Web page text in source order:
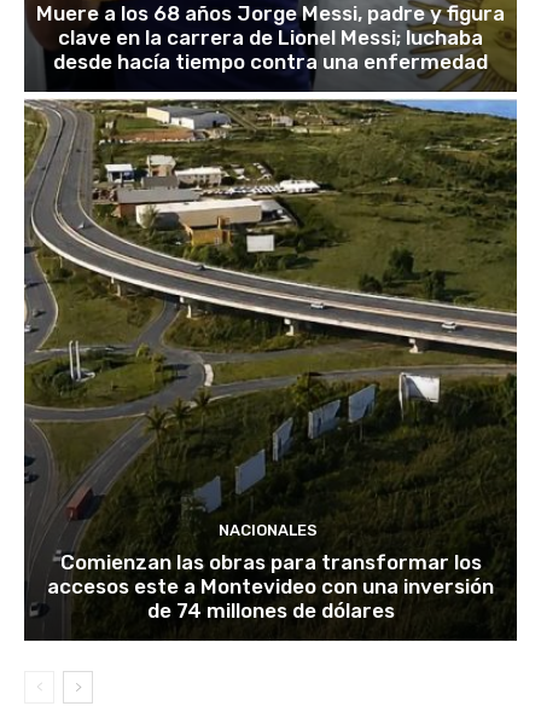
Muere a los 68 años Jorge Messi, padre y figura
clave en la carrera de Lionel Messi; luchaba
desde hacía tiempo contra una enfermedad
NACIONALES
Comienzan las obras para transformar los
accesos este a Montevideo con una inversión
de 74 millones de dólares